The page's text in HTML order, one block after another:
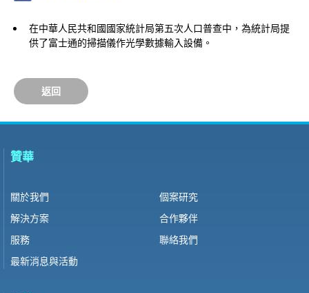
在中華人民共和國國家統計局第五次人口普查中，為統計局提
供了富士通的掃描儀作光學數據輸入設備。
返回
贊華
關於我們
解決方案
服務
最新消息與活動
個案研究
合作夥伴
聯絡我們